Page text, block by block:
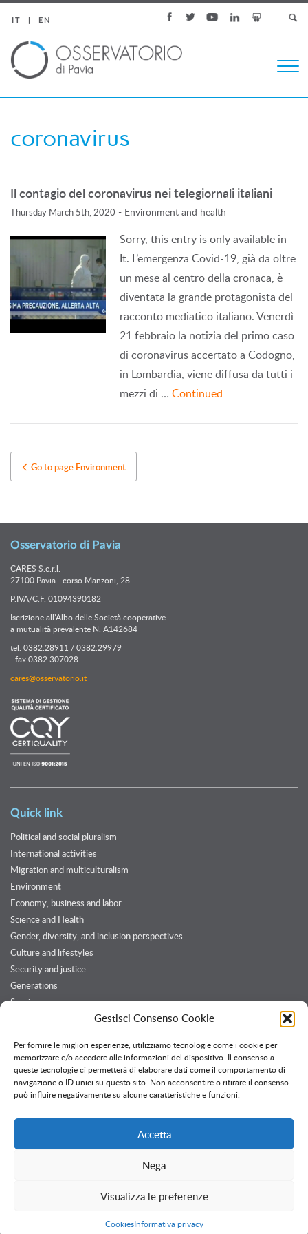
Gestisci Consenso Cookie
Per fornire le migliori esperienze, utilizziamo tecnologie come i cookie per
memorizzare e/o accedere alle informazioni del dispositivo. Il consenso a
queste tecnologie ci permetterà di elaborare dati come il comportamento di
navigazione o ID unici su questo sito. Non acconsentire o ritirare il consenso
può influire negativamente su alcune caratteristiche e funzioni.
Accetta
Nega
Visualizza le preferenze
CookiesInformativa privacy
IT EN
coronavirus
Il contagio del coronavirus nei telegiornali italiani
Thursday March 5th, 2020 - Environment and health
Sorry, this entry is only available in
It. L’emergenza Covid-19, già da oltre
un mese al centro della cronaca, è
diventata la grande protagonista del
racconto mediatico italiano. Venerdì
21 febbraio la notizia del primo caso
di coronavirus accertato a Codogno,
in Lombardia, viene diffusa da tutti i
mezzi di …Continued
Go to page Environment
Osservatorio di Pavia
CARES S.c.r.l.
27100 Pavia - corso Manzoni, 28
P.IVA/C.F. 01094390182
Iscrizione all’Albo delle Società cooperative
a mutualità prevalente N. A142684
tel. 0382.28911 / 0382.29979
fax 0382.307028
cares@osservatorio.it
Quick link
Political and social pluralism
International activities
Migration and multiculturalism
Environment
Economy, business and labor
Science and Health
Gender, diversity, and inclusion perspectives
Culture and lifestyles
Security and justice
Generations
Services
Customers and Partners
Twitter feed
Follow @OssPavia